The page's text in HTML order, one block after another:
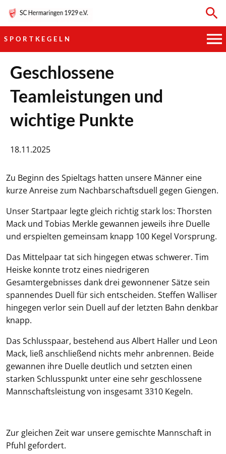
SPORTKEGELN
HAUPTVEREIN
SPORTKEGELN
FUSSBALL
Geschlossene
Teamleistungen und
wichtige Punkte
18.11.2025
Zu Beginn des Spieltags hatten unsere Männer eine
kurze Anreise zum Nachbarschaftsduell gegen Giengen.
Unser Startpaar legte gleich richtig stark los: Thorsten
Mack und Tobias Merkle gewannen jeweils ihre Duelle
und erspielten gemeinsam knapp 100 Kegel Vorsprung.
Das Mittelpaar tat sich hingegen etwas schwerer. Tim
Heiske konnte trotz eines niedrigeren
Gesamtergebnisses dank drei gewonnener Sätze sein
spannendes Duell für sich entscheiden. Steffen Walliser
hingegen verlor sein Duell auf der letzten Bahn denkbar
knapp.
Das Schlusspaar, bestehend aus Albert Haller und Leon
Mack, ließ anschließend nichts mehr anbrennen. Beide
gewannen ihre Duelle deutlich und setzten einen
starken Schlusspunkt unter eine sehr geschlossene
Mannschaftsleistung von insgesamt 3310 Kegeln.
Zur gleichen Zeit war unsere gemischte Mannschaft in
Pfuhl gefordert.